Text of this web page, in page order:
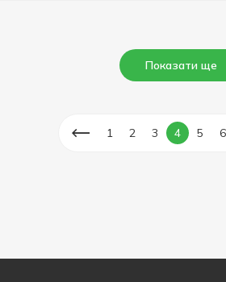
Показати ще
1 2 3 4 5 6